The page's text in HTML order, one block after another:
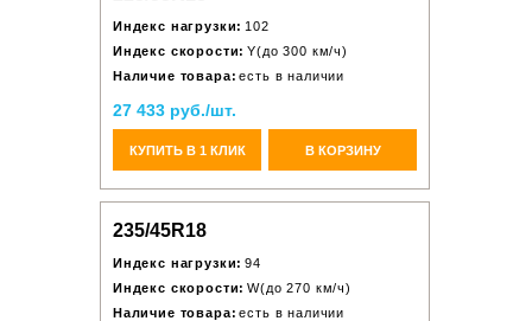
Индекс нагрузки: 102
Индекс скорости: Y(до 300 км/ч)
Наличие товара: есть в наличии
27 433 руб./шт.
КУПИТЬ В 1 КЛИК В КОРЗИНУ
235/45R18
Индекс нагрузки: 94
Индекс скорости: W(до 270 км/ч)
Наличие товара: есть в наличии